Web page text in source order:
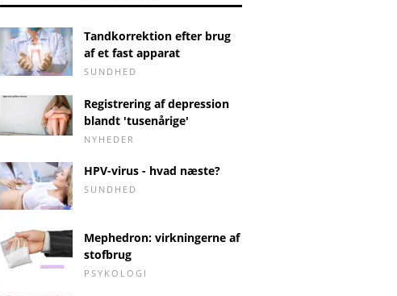
Tandkorrektion efter brug
af et fast apparat
SUNDHED
Registrering af depression
blandt 'tusenårige'
NYHEDER
HPV-virus - hvad næste?
SUNDHED
Mephedron: virkningerne af
stofbrug
PSYKOLOGI